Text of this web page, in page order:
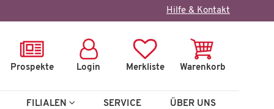
Hilfe & Kontakt
Prospekte Login Merkliste Warenkorb
FILIALEN SERVICE ÜBER UNS